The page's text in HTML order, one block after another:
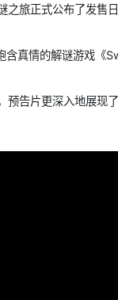
旅正式公布了发售
含真情的解谜游戏《
告片更深入地展现